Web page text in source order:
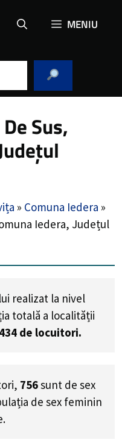
MENIU
Sus,
» Comuna Iedera »
Iedera, Județul
realizat la nivel
totală a localității
de locuitori.
756sunt de sex
de sex feminin